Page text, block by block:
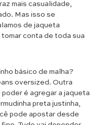
mais casualidade,
Mas isso se
de jaqueta
conta de toda sua
básico de malha?
oversized. Outra
é agregar a jaqueta
preta justinha,
pode apostar desde